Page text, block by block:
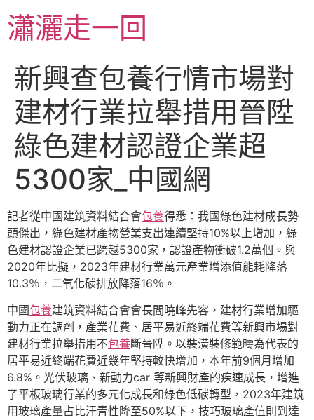
至
主瀟灑走一回
新興查包養行情市場對
建材行業拉舉措用晉陞
綠色建材認證企業超
5300家_中國網
記者從中國建筑資料結合會包養得悉：我國綠色建材成長勢
頭傑出，綠色建材產物營業支出連續堅持10%以上增加，綠
色建材認證企業已跨越5300家，認證產物衝破1.2萬個。與
2020年比擬，2023年建材行業萬元產業增添值能耗降落
10.3％，二氧化碳排放降落16％。
中國包養建筑資料結合會會長閻曉峰先容，建材行業增加驅
動力正在調劑，產業花費、居平易近終端花費等新興市場對
建材行業拉舉措用不包養斷晉陞。以裝潢裝修範疇為代表的
居平易近終端花費近幾年堅持較快增加，本年前9個月增加
6.8%。光伏玻璃、新動力car 等新興財產的疾速成長，增進
了平板玻璃行業的多元化成長和綠色低碳轉型，2023年建筑
用玻璃產量占比汗青性降至50%以下，技巧玻璃產值則到達